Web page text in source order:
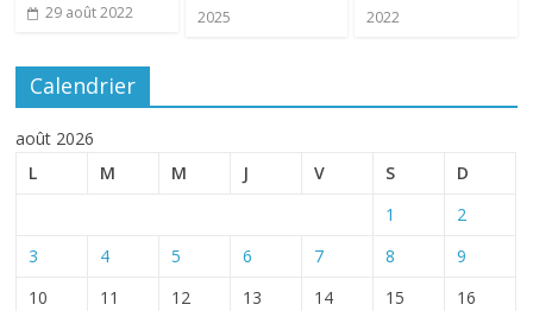
29 août 2022
2025
2022
Calendrier
août 2026
L
M M J V S D
1
2
3
4 5 6 7 8
9
10
11 12 13 14 15
16